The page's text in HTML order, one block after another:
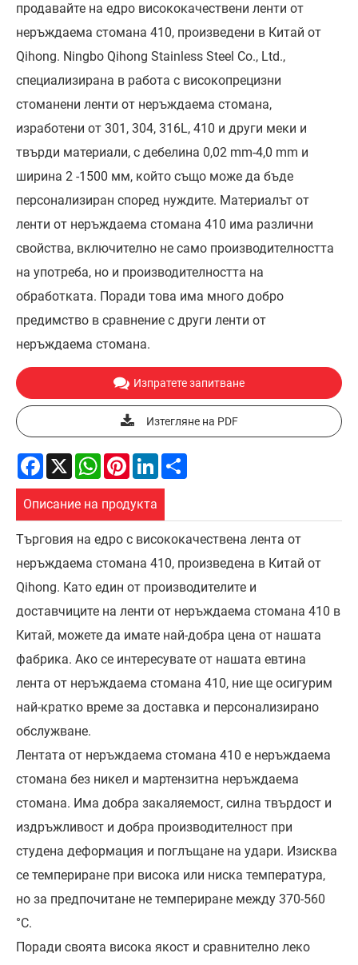
продавайте на едро висококачествени ленти от
неръждаема стомана 410, произведени в Китай от
Qihong. Ningbo Qihong Stainless Steel Co., Ltd.,
специализирана в работа с високопрецизни
стоманени ленти от неръждаема стомана,
изработени от 301, 304, 316L, 410 и други меки и
твърди материали, с дебелина 0,02 mm-4,0 mm и
ширина 2 -1500 мм, който също може да бъде
персонализиран според нуждите. Материалът от
ленти от неръждаема стомана 410 има различни
свойства, включително не само производителността
на употреба, но и производителността на
обработката. Поради това има много добро
предимство в сравнение с други ленти от
неръждаема стомана.
Изпратете запитване
Изтегляне на PDF
Facebook
X WhatsApp
PinterestLinkedIn
Описание на продукта
Търговия на едро с висококачествена лента от
неръждаема стомана 410, произведена в Китай от
Qihong. Като един от производителите и
доставчиците на ленти от неръждаема стомана 410 в
Китай, можете да имате най-добра цена от нашата
фабрика. Ако се интересувате от нашата евтина
лента от неръждаема стомана 410, ние ще осигурим
най-кратко време за доставка и персонализирано
обслужване.
Лентата от неръждаема стомана 410 е неръждаема
стомана без никел и мартензитна неръждаема
стомана. Има добра закаляемост, силна твърдост и
издръжливост и добра производителност при
студена деформация и поглъщане на удари. Изисква
се темпериране при висока или ниска температура,
но за предпочитане не темпериране между 370-560
°C.
Поради своята висока якост и сравнително леко